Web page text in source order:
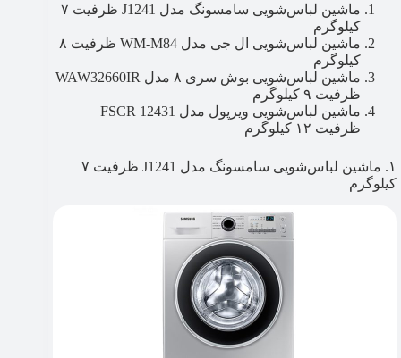
ماشین لباس‌شویی سامسونگ مدل J1241 ظرفیت ۷
کیلوگرم
ماشین لباس‌شویی ال جی مدل WM-M84 ظرفیت ۸
کیلوگرم
ماشین لباس‌شویی بوش سری ۸ مدل WAW32660IR
ظرفیت ۹ کیلوگرم
ماشین لباس‌شویی ویرپول مدل FSCR 12431
ظرفیت ۱۲ کیلوگرم
۱. ماشین لباس‌شویی سامسونگ مدل J1241 ظرفیت ۷
کیلوگرم